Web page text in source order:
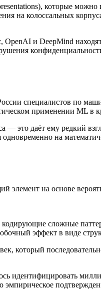
которые можно
на колоссальных
и DeepMind
специалистов по
применении ML в
— это даёт ему редкий
на
на основе
кодирующие сложные
эффект в виде
который
идентифицировать